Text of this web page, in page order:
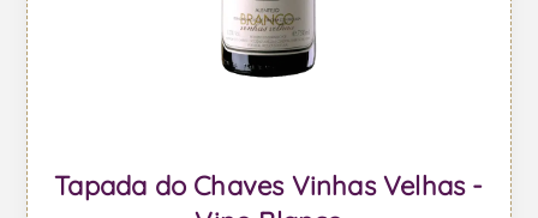
Tapada do Chaves Vinhas Velhas -